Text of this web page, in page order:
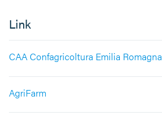
Link
CAA Confagricoltura Emilia Romagna
AgriFarm